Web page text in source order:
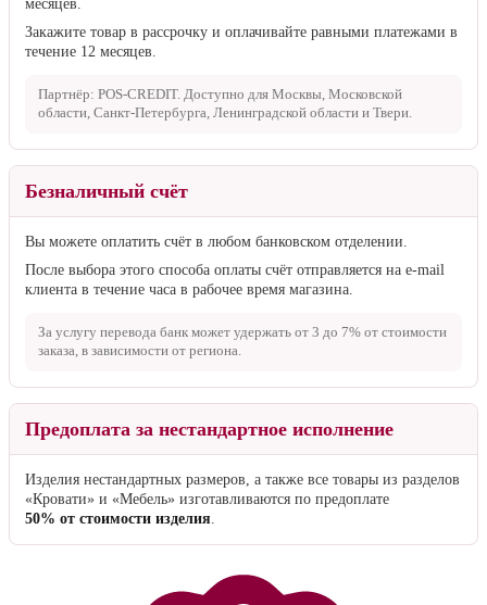
месяцев.
Закажите товар в рассрочку и оплачивайте равными платежами в
течение 12 месяцев.
Партнёр: POS-CREDIT. Доступно для Москвы, Московской
области, Санкт-Петербурга, Ленинградской области и Твери.
Безналичный счёт
Вы можете оплатить счёт в любом банковском отделении.
После выбора этого способа оплаты счёт отправляется на e-mail
клиента в течение часа в рабочее время магазина.
За услугу перевода банк может удержать от 3 до 7% от стоимости
заказа, в зависимости от региона.
Предоплата за нестандартное исполнение
Изделия нестандартных размеров, а также все товары из разделов
«Кровати» и «Мебель» изготавливаются по предоплате
50% от стоимости изделия.